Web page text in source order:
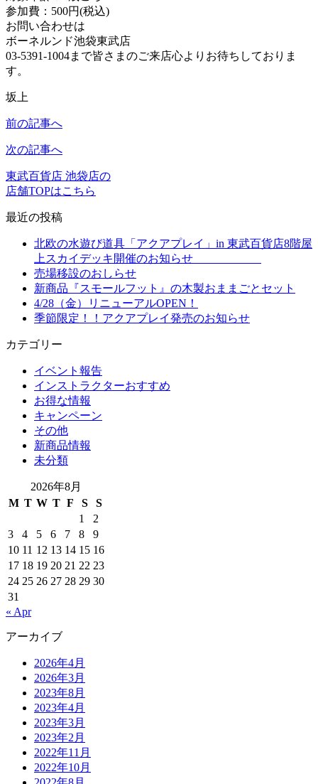
参加費：500円(税込)
お問い合わせは
ボーネルンド池袋東武店
03-5391-1004まで皆さまのご来店心よりお待ちしておりま
す。
坂上
前の記事へ
次の記事へ
東武百貨店 池袋店の
店舗TOPはこちら
最近の投稿
北欧の水遊び道具「アクアプレイ」in 東武百貨店8階屋
上スカイデッキ開催のお知らせ
売場移設のおしらせ
新商品『スモールフット』の木製おままごとセット
4/28（金）リニューアルOPEN！
季節限定！！アクアプレイ発売のお知らせ
カテゴリー
イベント報告
インストラクターおすすめ
お得な情報
キャンペーン
その他
新商品情報
未分類
2026年8月
M T W T F S
S
1
2
3
4 5 6 7 8
9
10 11 12 13 14 15 16
17 18 19 20 21 22 23
24 25 26 27 28 29 30
31
« Apr
アーカイブ
2026年4月
2026年3月
2023年8月
2023年4月
2023年3月
2023年2月
2022年11月
2022年10月